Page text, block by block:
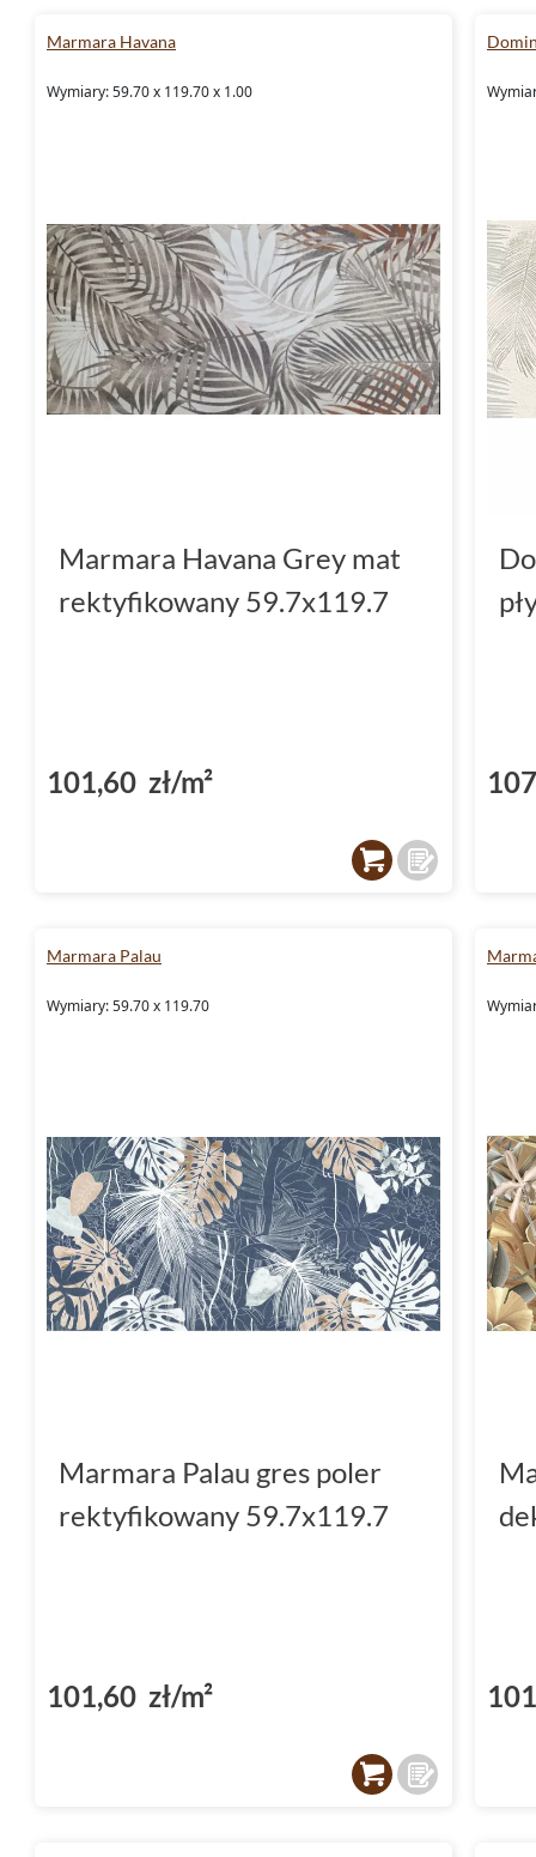
Marmara Havana
Wymiary: 59.70 x 119.70 x 1.00
Marmara Havana Grey mat
rektyfikowany 59.7x119.7
101,60 zł/m²
Marmara Palau
Wymiary: 59.70 x 119.70
Marmara Palau gres poler
rektyfikowany 59.7x119.7
101,60 zł/m²